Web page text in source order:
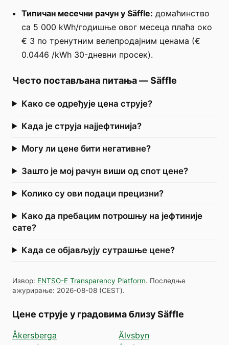
Типичан месечни рачун у Säffle: домаћинство
са 5 000 kWh/годишње овог месеца плаћа око
€ 3 по тренутним велепродајним ценама (€
0.0446 /kWh 30-дневни просек).
Често постављана питања—Säffle
Како се одређује цена струје?
Када је струја најјефтинија?
Могу ли цене бити негативне?
Зашто је мој рачун виши од спот цене?
Колико су ови подаци прецизни?
Како да пребацим потрошњу на јефтиније
сате?
Када се објављују сутрашње цене?
Извор: ENTSO-E Transparency Platform. Последње
ажурирање: 2026-08-08 (CEST).
Цене струје у градовима близу Säffle
Åkersberga
Älvsbyn